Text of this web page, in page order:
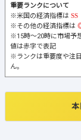
重要ランクについて
※米国の経済指標は
※その他の経済指標は
※15時～20時に市場予
値は赤字で表記
※ランクは重要度や注
ん。
本